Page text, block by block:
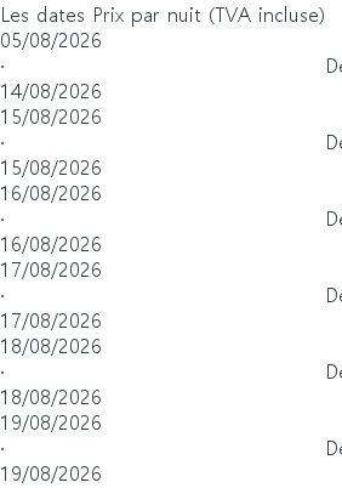
Les dates Prix par nuit (TVA incluse)
05/08/2026
·
14/08/2026
15/08/2026
·
15/08/2026
16/08/2026
·
16/08/2026
17/08/2026
·
17/08/2026
18/08/2026
·
18/08/2026
19/08/2026
·
19/08/2026